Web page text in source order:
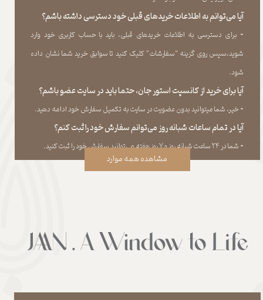
آیا می‌‏توانم به اطلاعات خریدهای قبلی خود دسترسی داشته باشم؟
​​​​​​​- برای دسترسی به اطلاعات خریدهای قبلی، باید با حساب کاربری خود وارد
شوید،سپس روی گزینه “سفارشات” کلیک کنید تا سوابق خرید شما نشان داده
‏شود.​​​​​​​
آیا برای خرید از کانسپت استور جان، حتما باید در سایت عضو باشم؟
​​​​​​​- خیر، شما میتوانید بدون عضویت در سایت به تکمیل سفارش خود ادامه دهید.​​​​​​​
آیا در تمام ساعات شبانه روز می‌توانم سفارش خود را ثبت کنم؟
​​​​​​​​​​​​​​- شما در ۲۴ ساعت شبانه روز و ۷ روز هفته می‌‏توانید سفارش خود را ثبت کنید.
مشاهده همه موارد